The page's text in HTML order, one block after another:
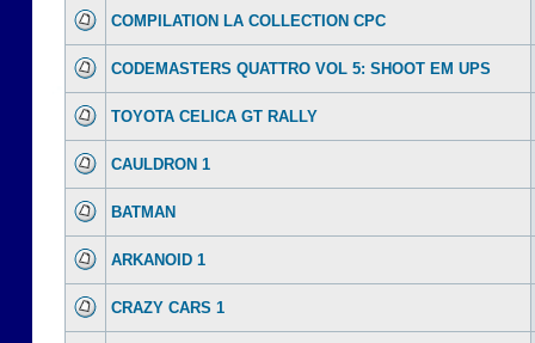
COMPILATION LA COLLECTION CPC
CODEMASTERS QUATTRO VOL 5: SHOOT EM UPS
TOYOTA CELICA GT RALLY
CAULDRON 1
BATMAN
ARKANOID 1
CRAZY CARS 1